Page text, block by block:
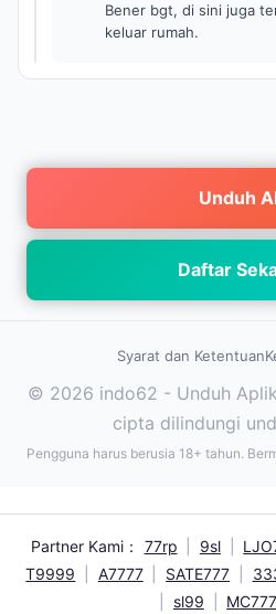
Bener bgt, di sini juga
keluar rumah.
Unduh
Daftar
Syarat dan Ketentuan
© 2026 indo62 - Unduh
cipta dilindungi
Pengguna harus berusia 18+ tahun.
Partner Kami： 77rp 9sl
T9999
A7777 SATE777
sl99 MC777